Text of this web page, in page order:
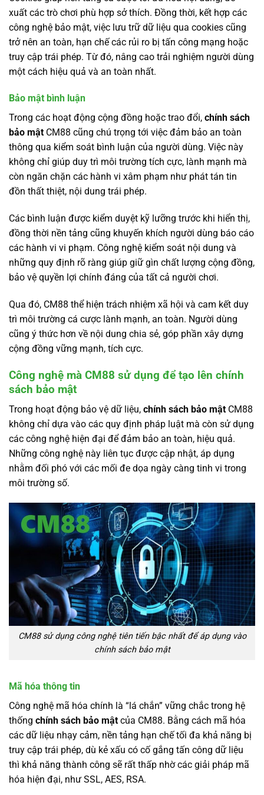
xuất các trò chơi phù hợp sở thích. Đồng thời, kết hợp các
công nghệ bảo mật, việc lưu trữ dữ liệu qua cookies cũng
trở nên an toàn, hạn chế các rủi ro bị tấn công mạng hoặc
truy cập trái phép. Từ đó, nâng cao trải nghiệm người dùng
một cách hiệu quả và an toàn nhất.
Bảo mật bình luận
Trong các hoạt động cộng đồng hoặc trao đổi, chính sách
bảo mật CM88 cũng chú trọng tới việc đảm bảo an toàn
thông qua kiểm soát bình luận của người dùng. Việc này
không chỉ giúp duy trì môi trường tích cực, lành mạnh mà
còn ngăn chặn các hành vi xâm phạm như phát tán tin
đồn thất thiệt, nội dung trái phép.
Các bình luận được kiểm duyệt kỹ lưỡng trước khi hiển thị,
đồng thời nền tảng cũng khuyến khích người dùng báo cáo
các hành vi vi phạm. Công nghệ kiểm soát nội dung và
những quy định rõ ràng giúp giữ gìn chất lượng cộng đồng,
bảo vệ quyền lợi chính đáng của tất cả người chơi.
Qua đó, CM88 thể hiện trách nhiệm xã hội và cam kết duy
trì môi trường cá cược lành mạnh, an toàn. Người dùng
cũng ý thức hơn về nội dung chia sẻ, góp phần xây dựng
cộng đồng vững mạnh, tích cực.
Công nghệ mà CM88 sử dụng để tạo lên chính
sách bảo mật
Trong hoạt động bảo vệ dữ liệu, chính sách bảo mật CM88
không chỉ dựa vào các quy định pháp luật mà còn sử dụng
các công nghệ hiện đại để đảm bảo an toàn, hiệu quả.
Những công nghệ này liên tục được cập nhật, áp dụng
nhằm đối phó với các mối đe dọa ngày càng tinh vi trong
môi trường số.
CM88 sử dụng công nghệ tiên tiến bậc nhất để áp dụng vào
chính sách bảo mật
Mã hóa thông tin
Công nghệ mã hóa chính là “lá chắn” vững chắc trong hệ
thống chính sách bảo mật của CM88. Bằng cách mã hóa
các dữ liệu nhạy cảm, nền tảng hạn chế tối đa khả năng bị
truy cập trái phép, dù kẻ xấu có cố gắng tấn công dữ liệu
thì khả năng thành công sẽ rất thấp nhờ các giải pháp mã
hóa hiện đại, như SSL, AES, RSA.